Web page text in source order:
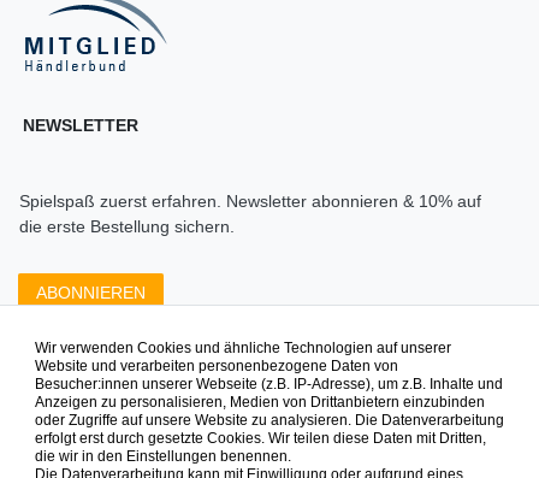
NEWSLETTER
Spielspaß zuerst erfahren. Newsletter abonnieren & 10% auf
die erste Bestellung sichern.
ABONNIEREN
Zahlungsarten die wir anbieten
Wir verwenden Cookies und ähnliche Technologien auf unserer
Website und verarbeiten personenbezogene Daten von
Besucher:innen unserer Webseite (z.B. IP-Adresse), um z.B. Inhalte und
Anzeigen zu personalisieren, Medien von Drittanbietern einzubinden
oder Zugriffe auf unsere Website zu analysieren. Die Datenverarbeitung
erfolgt erst durch gesetzte Cookies. Wir teilen diese Daten mit Dritten,
die wir in den Einstellungen benennen.